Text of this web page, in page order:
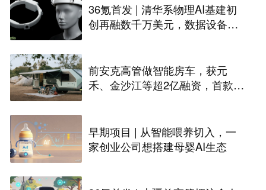
36氪首发 | 清华系物理AI基建初
创再融数千万美元，数据设备进
前安克高管做智能房车，获元
禾、金沙江等超2亿融资，首款产
早期项目 | 从智能喂养切入，一
家创业公司想搭建母婴AI生态